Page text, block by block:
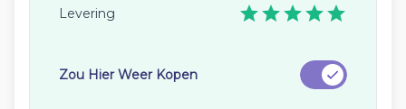
Levering
Zou Hier Weer Kopen